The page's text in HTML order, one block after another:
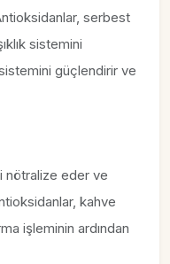
serbest
sistemini
güçlendirir ve
nötralize eder ve
kahve
işleminin ardından